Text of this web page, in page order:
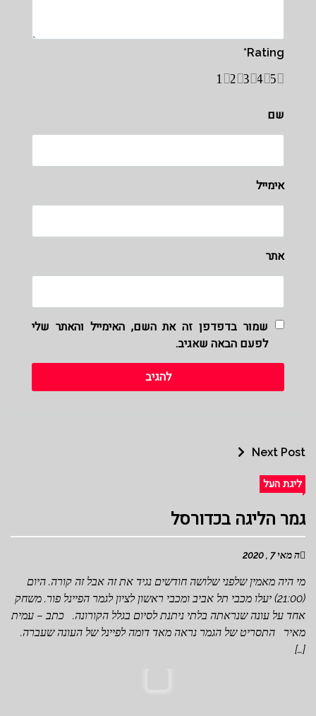
Rating
*
5
4
3
2
1
שם
אימייל
אתר
שמור בדפדפן זה את השם, האימייל והאתר שלי
לפעם הבאה שאגיב.
Next Post
ליגת העל
גמר הליגה בכדורסל
ה מאי 7 , 2020
מי היה מאמין שלפני שלושה חודשים נגיד את זה אבל זה קורה. היום
(21:00) יעלו מכבי תל אביב ומכבי ראשון לציון לגמר הפיינל פור. משחק
אחד על עונה שנראתה בלתי ניתנת לסיום בגלל הקורונה. כתב – עמית
מאיר התסריט של הגמר נראה מאד דומה לפיינל של העונה שעברה.
[…]